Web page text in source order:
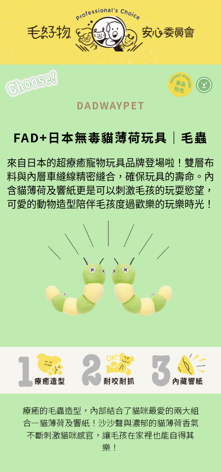
DADWAYPET
FAD+日本無毒貓薄荷玩具｜毛蟲
來自日本的超療癒寵物玩具品牌登場啦！雙層布
料與內層車縫線精密縫合，確保玩具的壽命。內
含貓薄荷及響紙更是可以刺激毛孩的玩耍慾望，
可愛的動物造型陪伴毛孩度過歡樂的玩樂時光！
療癒的毛蟲造型，內部結合了貓咪最愛的兩大組
合—貓薄荷及響紙！沙沙聲與濃郁的貓薄荷香氣
不斷刺激貓咪感官，讓毛孩在家裡也能自得其
樂！